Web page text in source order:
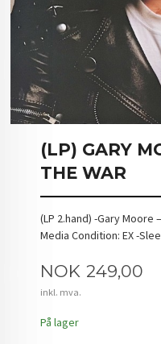
(LP) GARY
THE WAR
(LP 2.hand) -Gary Moore
Media Condition: EX -
Pris
NOK 249,00
inkl. mva.
På lager